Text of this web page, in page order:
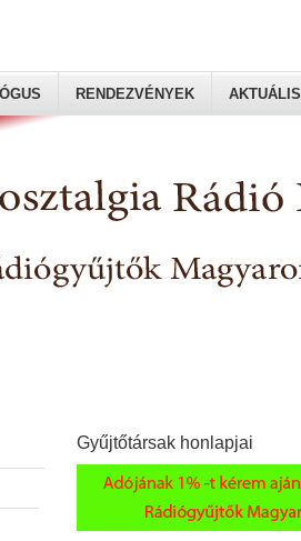
Klubja
RENDEZVÉNYEK AKTUÁLIS
Gyűjtőtársak honlapjai